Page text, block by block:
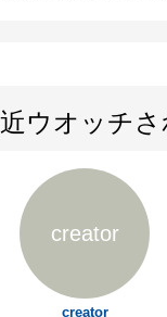
ウオッチ
creator
creator